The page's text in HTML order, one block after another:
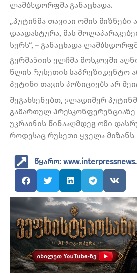
ლამბსდორფმა განაცხადა.
„პუტინმა თავისი ომის მიზნები
დაადასტურა, მას
სურს“, – განაცხადა
გერმანიის ელჩმა მოსკოვში
წლის რუსეთის საპრეზიდენტო
პუტინი თავის პოზიციებს არ
შეგახსენებთ, ვლადიმერ
გამართულ პრესკონფერენციაზე
უკრაინის წინააღმდეგ ომი
როდესაც რუსეთი ყველა მიზანს
წყარო: